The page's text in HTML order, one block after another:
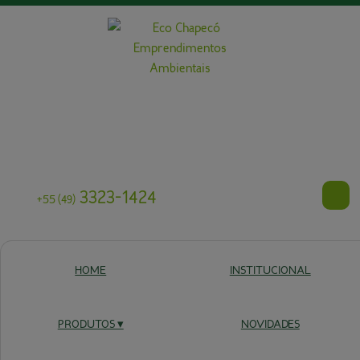
+55(49) 3323-1424
HOME INSTITUCIONAL
PRODUTOS ▾ NOVIDADES